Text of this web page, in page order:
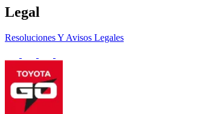
Legal
Resoluciones Y Avisos Legales